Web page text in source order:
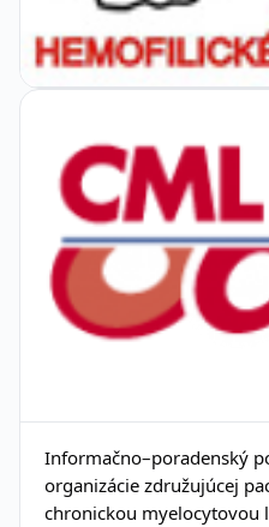
Informačno–poradenský
organizácie združujúcej
chronickou myelocytovou